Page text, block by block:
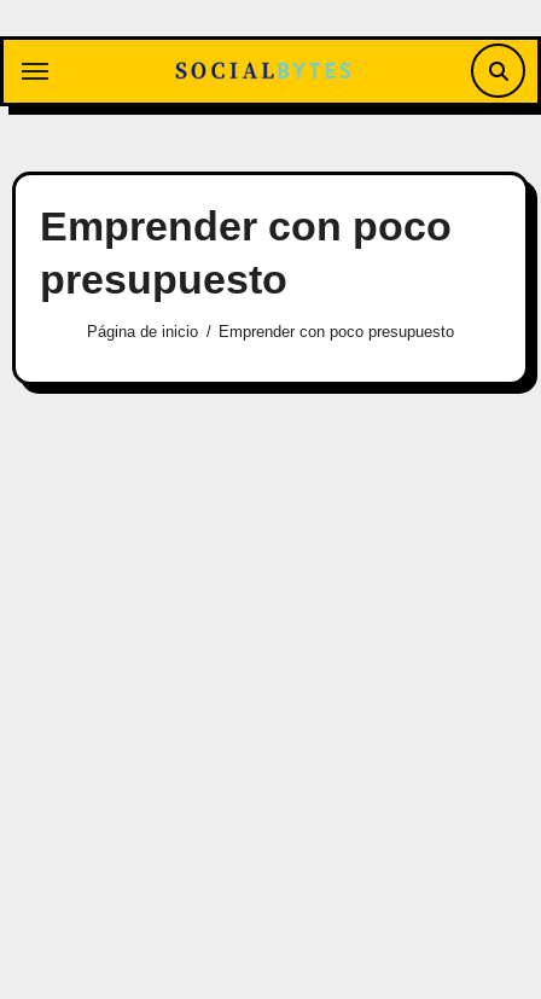
contenido
Emprender con poco
presupuesto
Página de inicio Emprender con poco presupuesto